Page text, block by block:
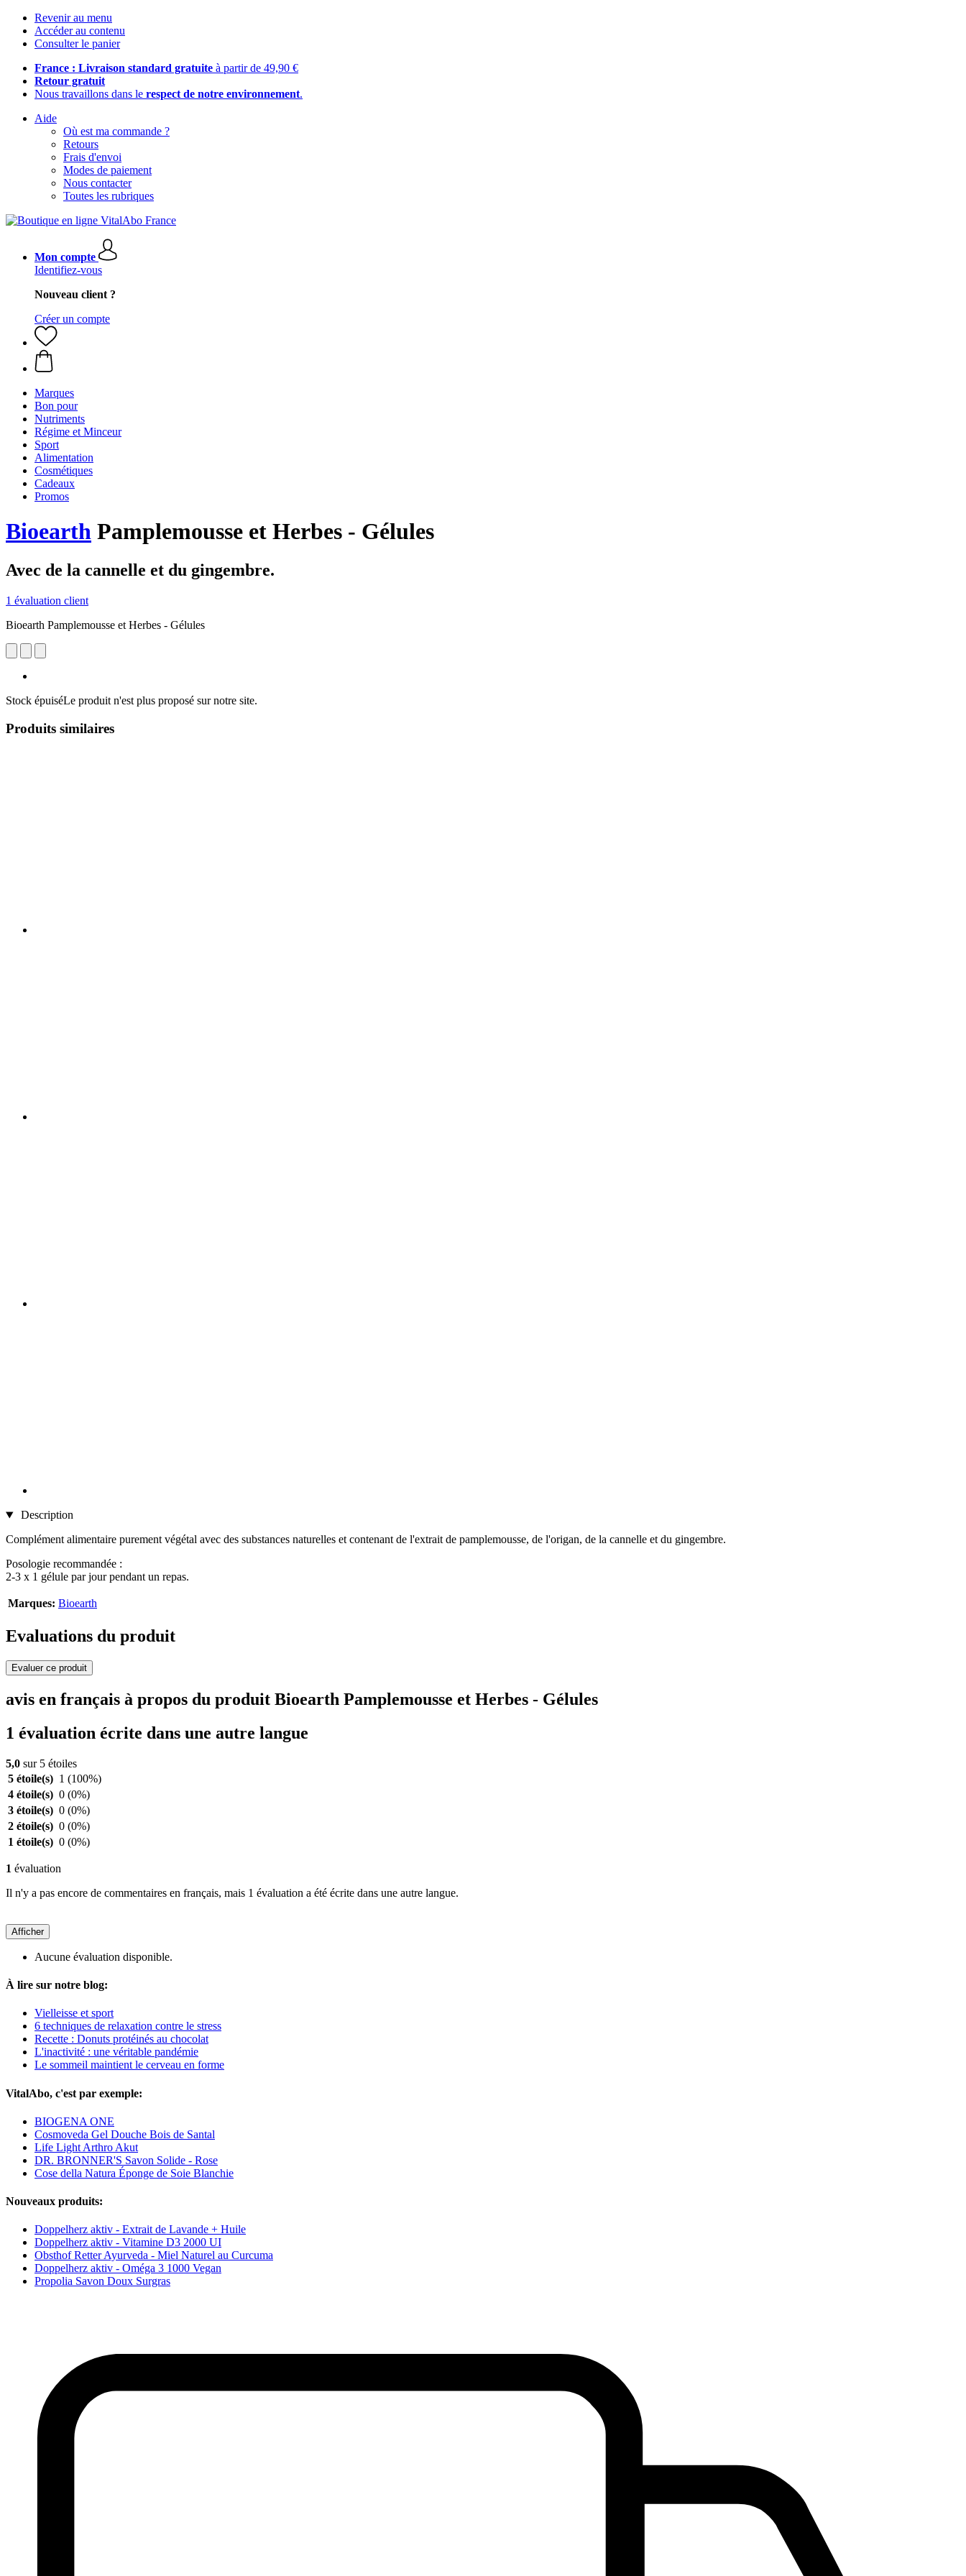
Revenir au menu
Accéder au contenu
Consulter le panier
France : Livraison standard gratuite à partir de 49,90 €
Retour gratuit
Nous travaillons dans le respect de notre environnement.
Aide
Où est ma commande ?
Retours
Frais d'envoi
Modes de paiement
Nous contacter
Toutes les rubriques
Mon compte
Identifiez-vous
Nouveau client ?
Créer un compte
Marques
Bon pour
Nutriments
Régime et Minceur
Sport
Alimentation
Cosmétiques
Cadeaux
Promos
Bioearth Pamplemousse et Herbes - Gélules
Avec de la cannelle et du gingembre.
1 évaluation client
Bioearth Pamplemousse et Herbes - Gélules
Stock épuiséLe produit n'est plus proposé sur notre site.
Produits similaires
Description
Complément alimentaire purement végétal avec des substances naturelles et contenant de l'extrait de pamplemousse, de l'origan, de la cannelle et du gingembre.
Posologie recommandée :
2-3 x 1 gélule par jour pendant un repas.
Marques: Bioearth
Evaluations du produit
Evaluer ce produit
avis en français à propos du produit Bioearth Pamplemousse et Herbes - Gélules
1 évaluation écrite dans une autre langue
5,0 sur 5 étoiles
5 étoile(s) 1 (100%)
4 étoile(s) 0 (0%)
3 étoile(s) 0 (0%)
2 étoile(s) 0 (0%)
1 étoile(s) 0 (0%)
1 évaluation
Il n'y a pas encore de commentaires en français, mais 1 évaluation a été écrite dans une autre langue.
Afficher
Aucune évaluation disponible.
À lire sur notre blog:
Vielleisse et sport
6 techniques de relaxation contre le stress
Recette : Donuts protéinés au chocolat
L'inactivité : une véritable pandémie
Le sommeil maintient le cerveau en forme
VitalAbo, c'est par exemple:
BIOGENA ONE
Cosmoveda Gel Douche Bois de Santal
Life Light Arthro Akut
DR. BRONNER'S Savon Solide - Rose
Cose della Natura Éponge de Soie Blanchie
Nouveaux produits:
Doppelherz aktiv - Extrait de Lavande + Huile
Doppelherz aktiv - Vitamine D3 2000 UI
Obsthof Retter Ayurveda - Miel Naturel au Curcuma
Doppelherz aktiv - Oméga 3 1000 Vegan
Propolia Savon Doux Surgras